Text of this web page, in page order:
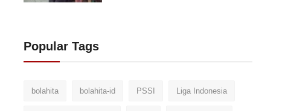
Popular Tags
bolahita bolahita-id PSSI Liga Indonesia